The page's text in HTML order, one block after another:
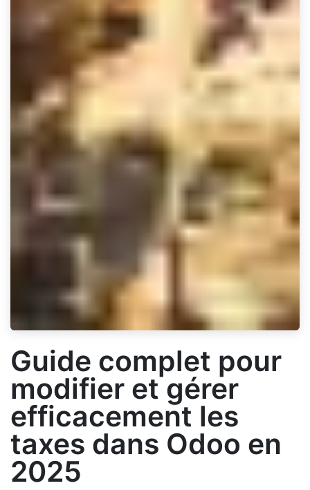
Guide complet pour
modifier et gérer
efficacement les
taxes dans Odoo en
2025